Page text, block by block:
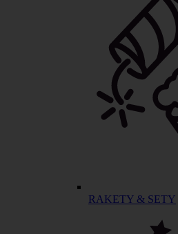
RAKETY & SETY